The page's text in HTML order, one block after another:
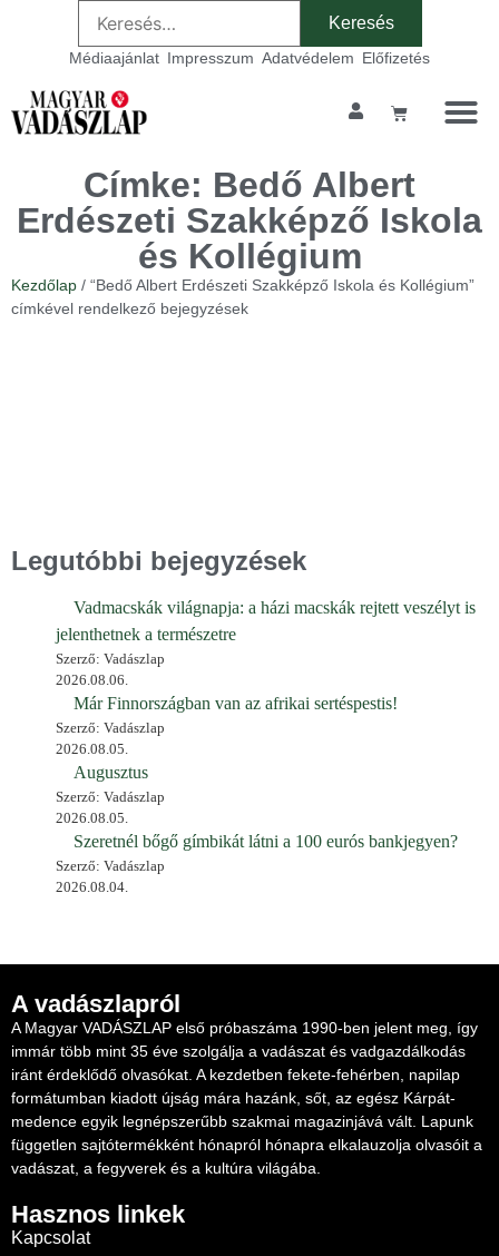
Médiaajánlat Impresszum Adatvédelem Előfizetés
Címke: Bedő Albert
Erdészeti Szakképző Iskola
és Kollégium
Kezdőlap / “Bedő Albert Erdészeti Szakképző Iskola és Kollégium”
címkével rendelkező bejegyzések
Legutóbbi bejegyzések
Vadmacskák világnapja: a házi macskák rejtett veszélyt is
jelenthetnek a természetre
Szerző: Vadászlap
2026.08.06.
Már Finnországban van az afrikai sertéspestis!
Szerző: Vadászlap
2026.08.05.
Augusztus
Szerző: Vadászlap
2026.08.05.
Szeretnél bőgő gímbikát látni a 100 eurós bankjegyen?
Szerző: Vadászlap
2026.08.04.
A vadászlapról
A Magyar VADÁSZLAP első próbaszáma 1990-ben jelent meg, így
immár több mint 35 éve szolgálja a vadászat és vadgazdálkodás
iránt érdeklődő olvasókat. A kezdetben fekete-fehérben, napilap
formátumban kiadott újság mára hazánk, sőt, az egész Kárpát-
medence egyik legnépszerűbb szakmai magazinjává vált. Lapunk
független sajtótermékként hónapról hónapra elkalauzolja olvasóit a
vadászat, a fegyverek és a kultúra világába.
Hasznos linkek
Kapcsolat